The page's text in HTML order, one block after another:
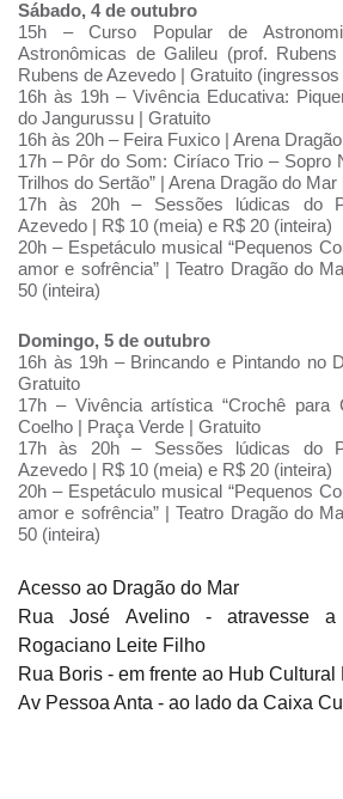
Sábado, 4 de outubro
15h – Curso Popular de
Astronômicas de Galileu (prof.
Rubens de Azevedo | Gratuito
16h às 19h – Vivência Educativa:
do Jangurussu | Gratuito
16h às 20h – Feira Fuxico | Arena
17h – Pôr do Som: Ciríaco Trio – Sopro
Trilhos do Sertão” | Arena Dragão do Mar
17h às 20h – Sessões lúdicas do
Azevedo | R$ 10 (meia) e R$ 20 (inteira)
20h – Espetáculo musical “Pequenos
amor e sofrência” | Teatro Dragão do
50 (inteira)
Domingo, 5 de outubro
16h às 19h – Brincando e Pintando no
Gratuito
17h – Vivência artística “Crochê para
Coelho | Praça Verde | Gratuito
17h às 20h – Sessões lúdicas do
Azevedo | R$ 10 (meia) e R$ 20 (inteira)
20h – Espetáculo musical “Pequenos
amor e sofrência” | Teatro Dragão do
50 (inteira)
Acesso ao Dragão do Mar
Rua José Avelino - atravesse
Rogaciano Leite Filho
Rua Boris - em frente ao Hub Cultural
Av Pessoa Anta - ao lado da Caixa